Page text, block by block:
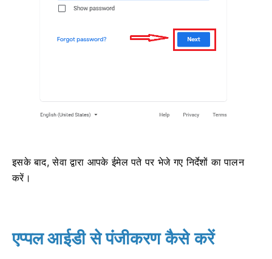
इसके बाद, सेवा द्वारा आपके ईमेल पते पर भेजे गए निर्देशों का पालन
करें।
एप्पल आईडी से पंजीकरण कैसे करें